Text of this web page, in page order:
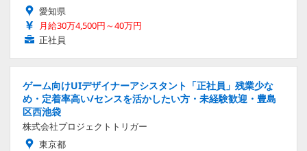
愛知県
月給30万4,500円～40万円
正社員
ゲーム向けUIデザイナーアシスタント「正社員」残業少な
め・定着率高い/センスを活かしたい方・未経験歓迎・豊島
区西池袋
株式会社プロジェクトトリガー
東京都